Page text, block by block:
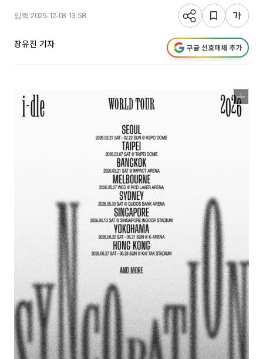
입력 2025-12-03 13:58
장유진 기자 구글 선호매체 추가